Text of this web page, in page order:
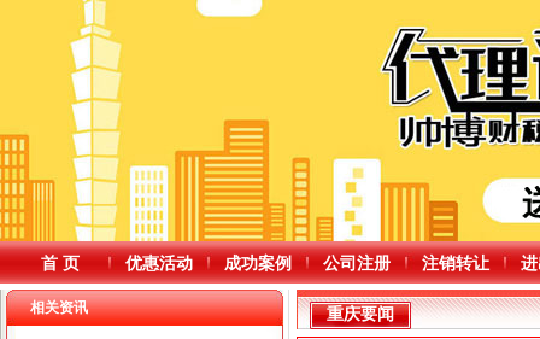
首 页 优惠活动 成功案例 公司注册 注销转让
相关资讯 重庆要闻